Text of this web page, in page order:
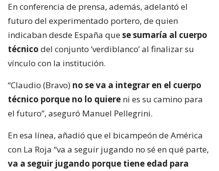
En conferencia de prensa, además, adelantó el
futuro del experimentado portero, de quien
indicaban desde España quese sumaría al cuerpo
técnico del conjunto ‘verdiblanco’ al finalizar su
vínculo con la institución.
“Claudio (Bravo) no se va a integrar en el cuerpo
técnico porque no lo quiere ni es su camino para
el futuro”, aseguró Manuel Pellegrini.
En esa línea, añadió que el bicampeón de América
con La Roja “va a seguir jugando no sé en qué parte,
va a seguir jugando porque tiene edad para